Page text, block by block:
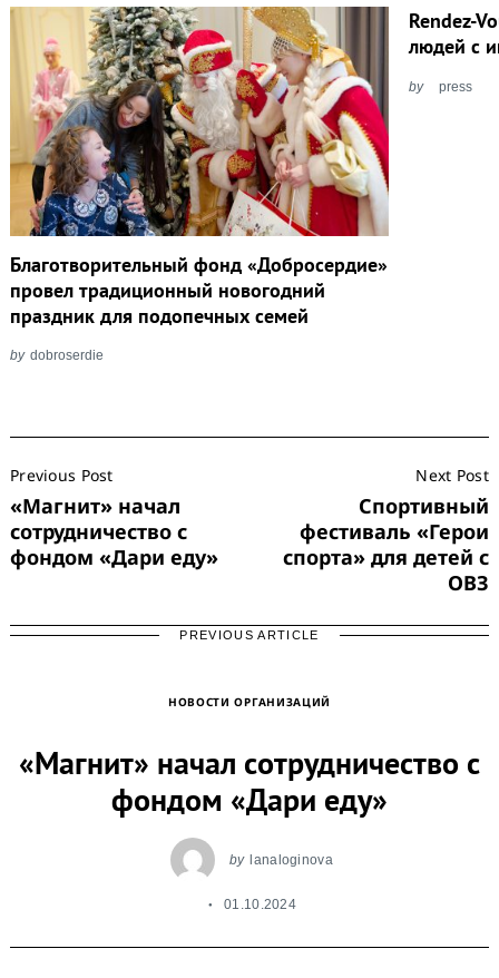
Благотворительный фонд «Добросердие»
провел традиционный новогодний
праздник для подопечных семей
by dobroserdie
Rendez-
людей с
by press
Navigation
Previous Post
«Магнит» начал
сотрудничество с
фондом «Дари еду»
Next Post
Спортивный
фестиваль «Герои
спорта» для детей с
ОВЗ
PREVIOUS ARTICLE
НОВОСТИ ОРГАНИЗАЦИЙ
«Магнит» начал сотрудничество с
фондом «Дари еду»
by lanaloginova
01.10.2024